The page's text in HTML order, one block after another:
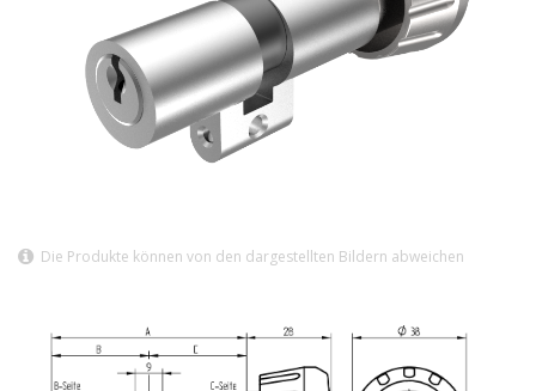
Die Produkte können von den dargestellten Bildern abweichen